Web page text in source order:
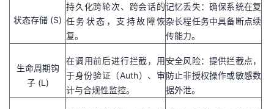
状态存储 (S)
持久化跨轮次、跨会话的
任务状态，支持故障恢
复。
记忆丢失：确保系统在复
杂长程任务中具备断点续
传能力。
生命周期钩
子 (L)
在调用前后进行拦截，用
于身份验证（Auth）、审
计与合规性监控。
安全风险：提供拦截点，
防止非授权操作或敏感数
据外泄。